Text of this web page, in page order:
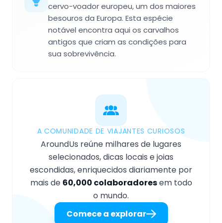
cervo-voador europeu, um dos maiores
besouros da Europa. Esta espécie
notável encontra aqui os carvalhos
antigos que criam as condições para
sua sobrevivência.
A COMUNIDADE DE VIAJANTES CURIOSOS
AroundUs reúne milhares de lugares
selecionados, dicas locais e joias
escondidas, enriquecidos diariamente por
mais de 60,000 colaboradoresem todo
o mundo.
Comece a explorar